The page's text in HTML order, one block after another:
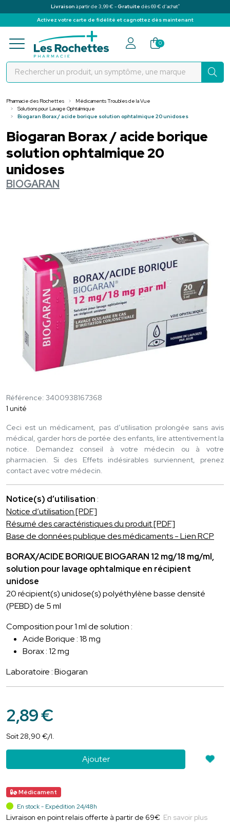
Livraison à partir de 3,99 € -Gratuite dès 69 € d’achat*
Activez votre carte de fidélité et cagnottez dès maintenant
Pharmacie des Rochettes Votre
0
Pharmacie des Rochettes
Médicaments Troubles de la Vue
Solutions pour Lavage Ophtalmique
Biogaran Borax / acide borique solution ophtalmique 20 unidoses
Biogaran Borax / acide borique
solution ophtalmique 20
unidoses
BIOGARAN
Référence: 3400938167368
1 unité
Ceci est un médicament, pas d’utilisation prolongée sans avis
médical, garder hors de portée des enfants, lire attentivement la
notice. Demandez conseil à votre médecin ou à votre
pharmacien. Si des Effets indésirables surviennent, prenez
contact avec votre médecin.
Notice(s) d’utilisation :
Notice d’utilisation [PDF]
Résumé des caractéristiques du produit [PDF]
Base de données publique des médicaments - Lien RCP
BORAX/ACIDE BORIQUE BIOGARAN 12 mg/18 mg/ml,
solution pour lavage ophtalmique en récipient
unidose
20 récipient(s) unidose(s) polyéthylène basse densité
(PEBD) de 5 ml
Composition pour 1 ml de solution :
Acide Borique : 18 mg
Borax : 12 mg
Laboratoire : Biogaran
2,89€
Soit 28,90 €/l.
Ajouter
Médicament
En stock - Expédition 24/48h
Livraison en point relais offerte à partir de 69€ En savoir plus